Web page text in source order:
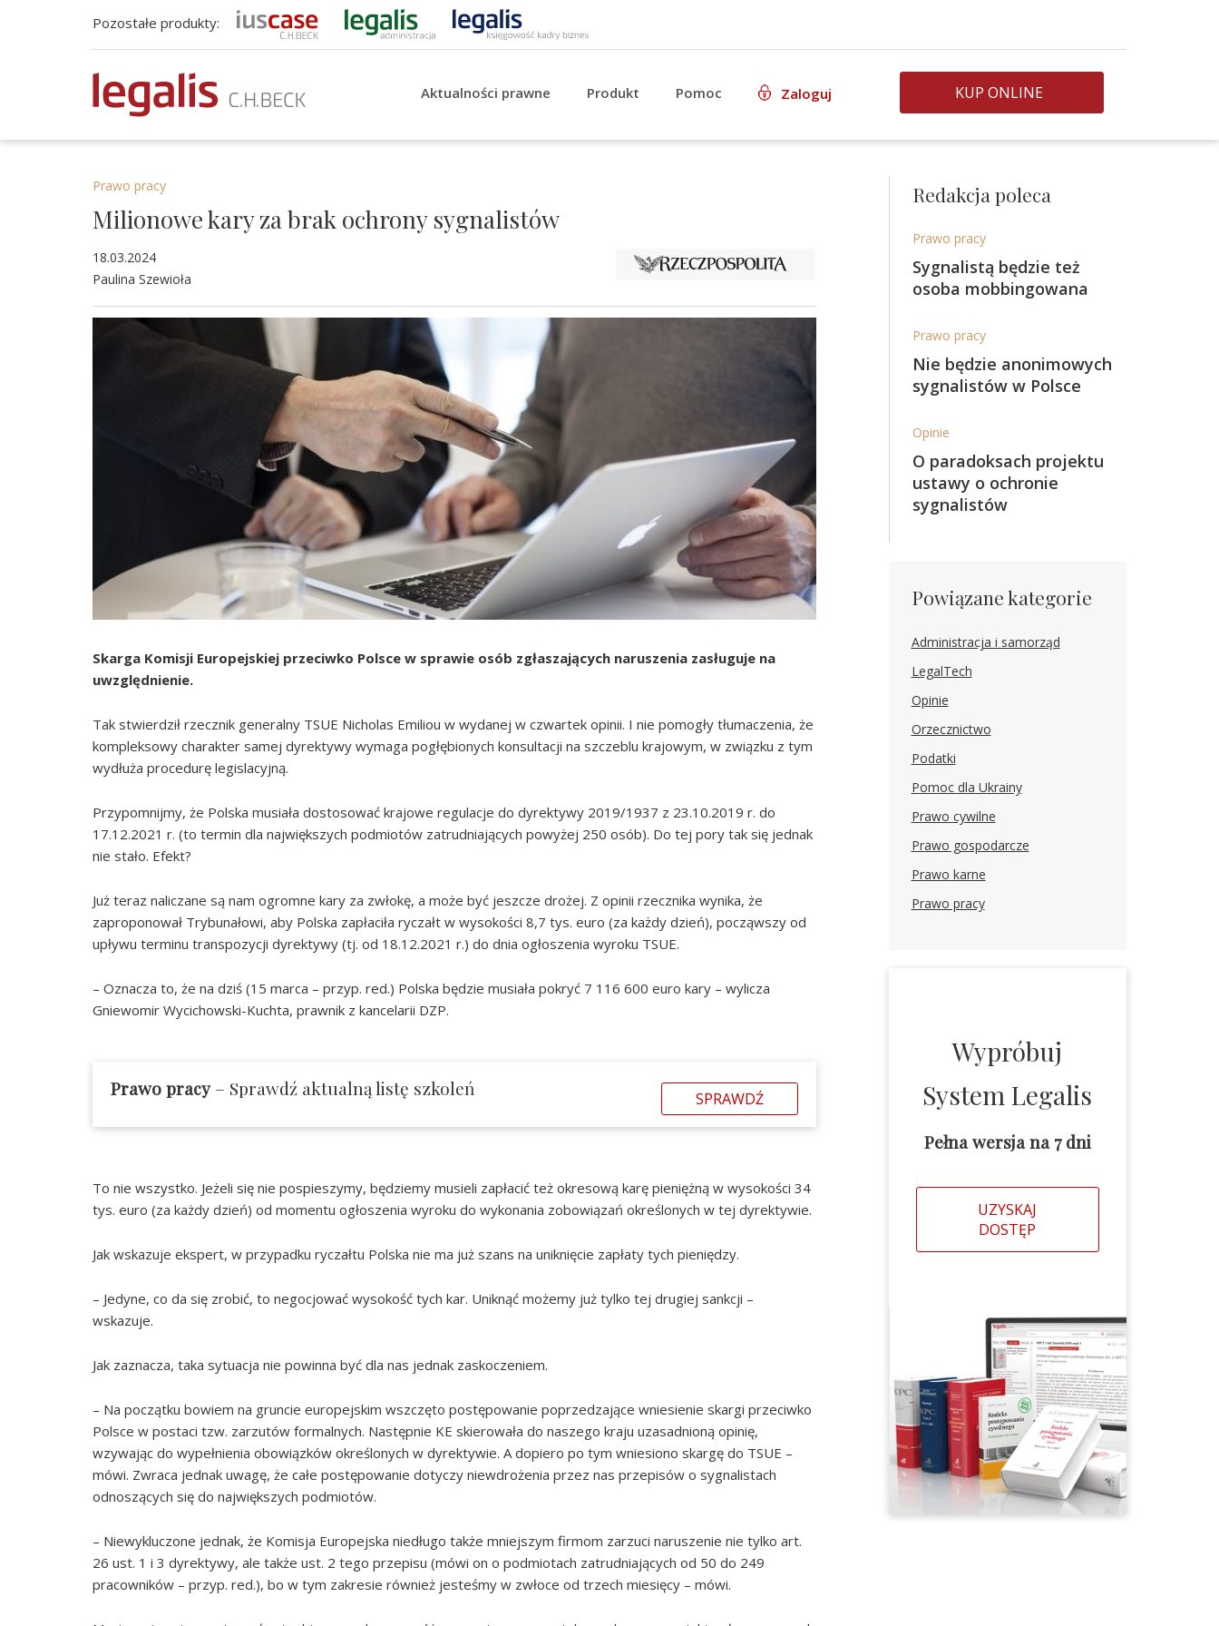
Pozostałe produkty:
Aktualności prawne Produkt Pomoc Zaloguj KUP ONLINE
Prawo pracy
Milionowe kary za brak ochrony sygnalistów
18.03.2024
Paulina Szewioła
Skarga Komisji Europejskiej przeciwko Polsce w sprawie osób zgłaszających naruszenia zasługuje na
uwzględnienie.
Tak stwierdził rzecznik generalny TSUE Nicholas Emiliou w wydanej w czwartek opinii. I nie pomogły tłumaczenia, że
kompleksowy charakter samej dyrektywy wymaga pogłębionych konsultacji na szczeblu krajowym, w związku z tym
wydłuża procedurę legislacyjną.
Przypomnijmy, że Polska musiała dostosować krajowe regulacje do dyrektywy 2019/1937 z 23.10.2019 r. do
17.12.2021 r. (to termin dla największych podmiotów zatrudniających powyżej 250 osób). Do tej pory tak się jednak
nie stało. Efekt?
Już teraz naliczane są nam ogromne kary za zwłokę, a może być jeszcze drożej. Z opinii rzecznika wynika, że
zaproponował Trybunałowi, aby Polska zapłaciła ryczałt w wysokości 8,7 tys. euro (za każdy dzień), począwszy od
upływu terminu transpozycji dyrektywy (tj. od 18.12.2021 r.) do dnia ogłoszenia wyroku TSUE.
– Oznacza to, że na dziś (15 marca – przyp. red.) Polska będzie musiała pokryć 7 116 600 euro kary – wylicza
Gniewomir Wycichowski-Kuchta, prawnik z kancelarii DZP.
Prawo pracy– Sprawdź aktualną listę szkoleń SPRAWDŹ
To nie wszystko. Jeżeli się nie pospieszymy, będziemy musieli zapłacić też okresową karę pieniężną w wysokości 34
tys. euro (za każdy dzień) od momentu ogłoszenia wyroku do wykonania zobowiązań określonych w tej dyrektywie.
Jak wskazuje ekspert, w przypadku ryczałtu Polska nie ma już szans na uniknięcie zapłaty tych pieniędzy.
– Jedyne, co da się zrobić, to negocjować wysokość tych kar. Uniknąć możemy już tylko tej drugiej sankcji –
wskazuje.
Jak zaznacza, taka sytuacja nie powinna być dla nas jednak zaskoczeniem.
– Na początku bowiem na gruncie europejskim wszczęto postępowanie poprzedzające wniesienie skargi przeciwko
Polsce w postaci tzw. zarzutów formalnych. Następnie KE skierowała do naszego kraju uzasadnioną opinię,
wzywając do wypełnienia obowiązków określonych w dyrektywie. A dopiero po tym wniesiono skargę do TSUE –
mówi. Zwraca jednak uwagę, że całe postępowanie dotyczy niewdrożenia przez nas przepisów o sygnalistach
odnoszących się do największych podmiotów.
– Niewykluczone jednak, że Komisja Europejska niedługo także mniejszym firmom zarzuci naruszenie nie tylko art.
26 ust. 1 i 3 dyrektywy, ale także ust. 2 tego przepisu (mówi on o podmiotach zatrudniających od 50 do 249
pracowników – przyp. red.), bo w tym zakresie również jesteśmy w zwłoce od trzech miesięcy – mówi.
Redakcja poleca
Prawo pracy
Sygnalistą będzie też
osoba mobbingowana
Prawo pracy
Nie będzie anonimowych
sygnalistów w Polsce
Opinie
O paradoksach projektu
ustawy o ochronie
sygnalistów
Powiązane kategorie
Administracja i samorząd
LegalTech
Opinie
Orzecznictwo
Podatki
Pomoc dla Ukrainy
Prawo cywilne
Prawo gospodarcze
Prawo karne
Prawo pracy
Wypróbuj
System Legalis
Pełna wersja na 7 dni
UZYSKAJ
DOSTĘP